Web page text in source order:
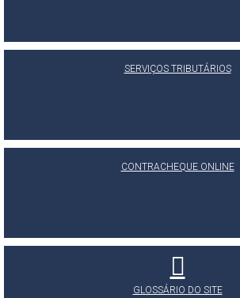
SERVIÇOS TRIBUTÁRIOS
CONTRACHEQUE ONLINE
GLOSSÁRIO DO SITE